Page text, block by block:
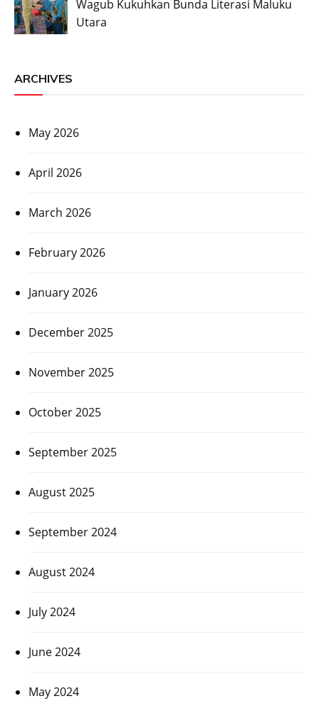
Wagub Kukuhkan Bunda Literasi Maluku
Utara
ARCHIVES
May 2026
April 2026
March 2026
February 2026
January 2026
December 2025
November 2025
October 2025
September 2025
August 2025
September 2024
August 2024
July 2024
June 2024
May 2024